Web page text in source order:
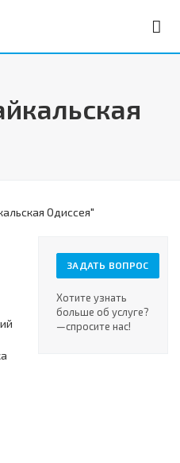
ЗАДАТЬ ВОПРОС
Хотите узнать
больше об услуге?
—спросите нас!